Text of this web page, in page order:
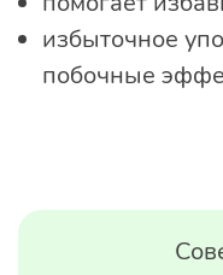
избыточное
побочные